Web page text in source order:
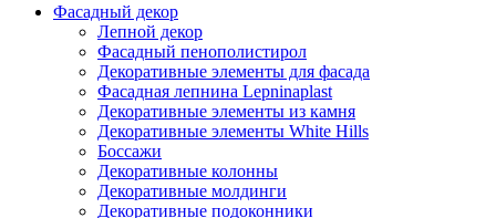
Фасадный декор
Лепной декор
Фасадный пенополистирол
Декоративные элементы для фасада
Фасадная лепнина Lepninaplast
Декоративные элементы из камня
Декоративные элементы White Hills
Боссажи
Декоративные колонны
Декоративные молдинги
Декоративные подоконники